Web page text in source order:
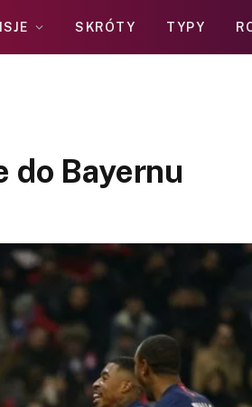
SKRÓTY TYPY
do Bayernu